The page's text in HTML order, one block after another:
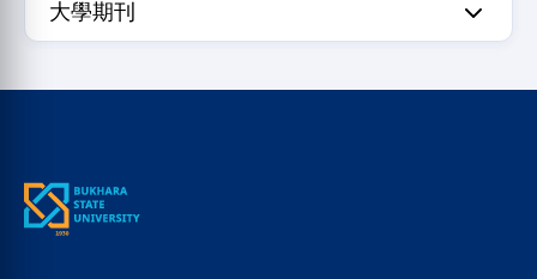
大學期刊